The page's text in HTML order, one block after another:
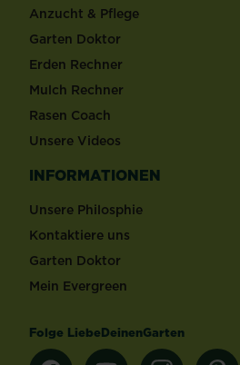
Anzucht & Pflege
Garten Doktor
Erden Rechner
Mulch Rechner
Rasen Coach
Unsere Videos
INFORMATIONEN
Unsere Philosphie
Kontaktiere uns
Garten Doktor
Mein Evergreen
Folge LiebeDeinenGarten